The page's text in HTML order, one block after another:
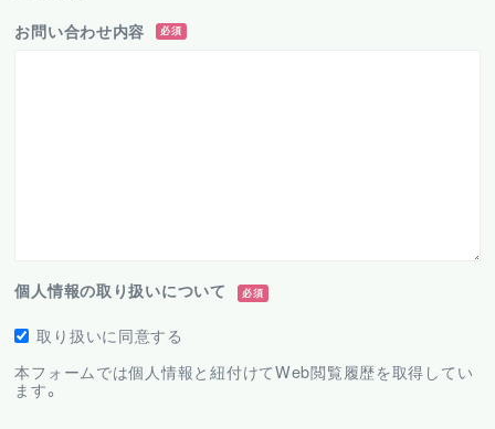
お問い合わせ内容 必須
個人情報の取り扱いについて 必須
取り扱いに同意する
本フォームでは個人情報と紐付けてWeb閲覧履歴を取得してい
ます。